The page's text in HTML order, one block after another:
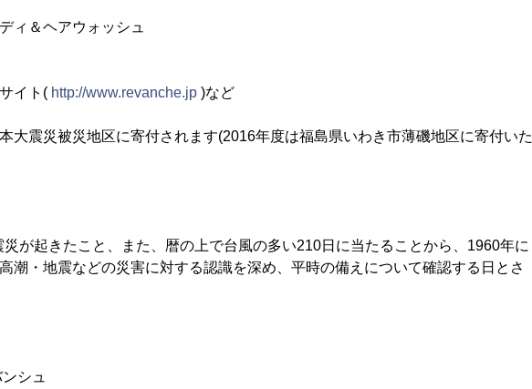
ィ＆ヘアウォッシュ
イト( http://www.revanche.jp )など
大震災被災地区に寄付されます(2016年度は福島県いわき市薄磯地区に寄付いた
が起きたこと、また、暦の上で台風の多い210日に当たることから、1960年に
潮・地震などの災害に対する認識を深め、平時の備えについて確認する日とさ
シュ